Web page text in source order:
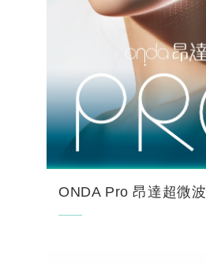
ONDA Pro 昂達超微波